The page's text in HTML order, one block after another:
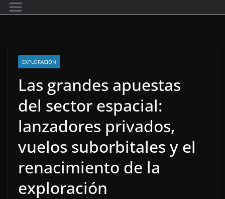
EXPLORACIÓN
Las grandes apuestas
del sector espacial:
lanzadores privados,
vuelos suborbitales y el
renacimiento de la
exploración